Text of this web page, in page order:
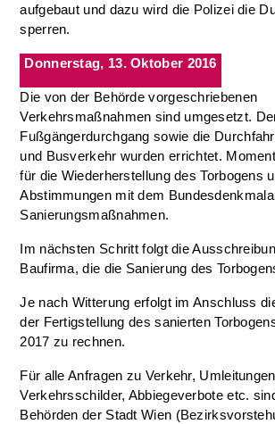
aufgebaut und dazu wird die Polizei die
sperren.
Donnerstag, 13. Oktober 2016
Die von der Behörde vorgeschriebenen
Verkehrsmaßnahmen sind umgesetzt.
Fußgängerdurchgang sowie die
und Busverkehr wurden errichtet.
für die Wiederherstellung des Torbogens
Abstimmungen mit dem
Sanierungsmaßnahmen.
Im nächsten Schritt folgt die
Baufirma, die die Sanierung des
Je nach Witterung erfolgt im Anschluss
der Fertigstellung des sanierten
2017 zu rechnen.
Für alle Anfragen zu Verkehr,
Verkehrsschilder, Abbiegeverbote etc.
Behörden der Stadt Wien